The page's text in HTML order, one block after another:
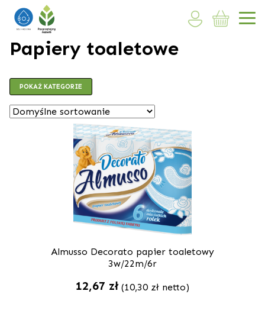
Papiery toaletowe
POKAŻ KATEGORIE
Almusso Decorato papier toaletowy
3w/22m/6r
12,67 zł (10,30 zł netto)